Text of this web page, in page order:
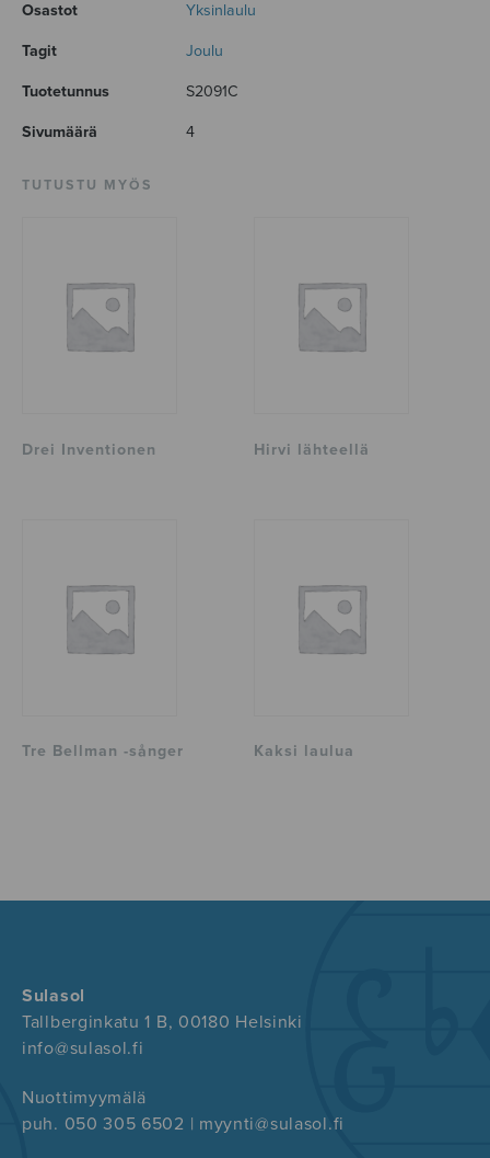
Osastot Yksinlaulu
Tagit Joulu
Tuotetunnus S2091C
Sivumäärä 4
TUTUSTU MYÖS
Drei Inventionen Hirvi lähteellä
Tre Bellman -sånger Kaksi laulua
Sulasol
Tallberginkatu 1 B, 00180 Helsinki
info@sulasol.fi
Nuottimyymälä
puh. 050 305 6502 | myynti@sulasol.fi